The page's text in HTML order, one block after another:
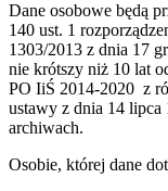
Dane osobowe będą
140 ust. 1
1303/2013 z dnia 17
nie krótszy niż 10 lat
PO IiŚ 2014-2020 z
ustawy z dnia 14
archiwach.
Osobie, której dane